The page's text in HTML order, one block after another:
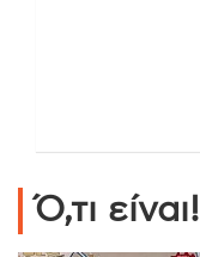
Ό,τι είναι!